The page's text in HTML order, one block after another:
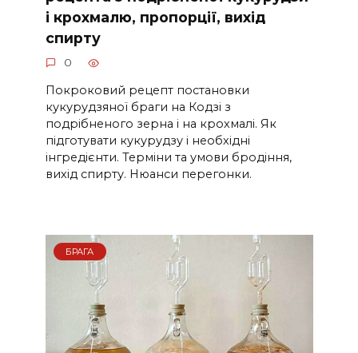
і крохмалю, пропорції, вихід
спирту
0
Покроковий рецепт постановки
кукурудзяної браги на Кодзі з
подрібненого зерна і на крохмалі. Як
підготувати кукурудзу і необхідні
інгредієнти. Терміни та умови бродіння,
вихід спирту. Нюанси перегонки.
БРАГА